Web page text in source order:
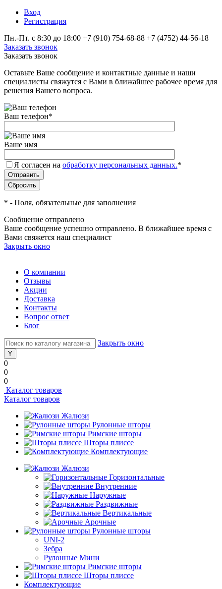
Вход
Регистрация
Пн.-Пт. с 8:30 до 18:00 +7 (910) 754‑68-88 +7 (4752) 44-56-18
Заказать звонок
Заказать звонок
Оставьте Ваше сообщение и контактные данные и наши
специалисты свяжутся с Вами в ближайшее рабочее время для
решения Вашего вопроса.
Ваш телефон*
Ваше имя
Я согласен на обработку персональных данных.*
* - Поля, обязательные для заполнения
Сообщение отправлено
Ваше сообщение успешно отправлено. В ближайшее время с
Вами свяжется наш специалист
Закрыть окно
О компании
Отзывы
Акции
Доставка
Контакты
Вопрос ответ
Блог
Закрыть окно
0
0
0
Каталог товаров
Каталог товаров
Жалюзи
Рулонные шторы
Римские шторы
Шторы плиссе
Комплектующие
Жалюзи
Горизонтальные
Внутренние
Наружные
Раздвижные
Вертикальные
Арочные
Рулонные шторы
UNI-2
Зебра
Рулонные Мини
Римские шторы
Шторы плиссе
Комплектующие